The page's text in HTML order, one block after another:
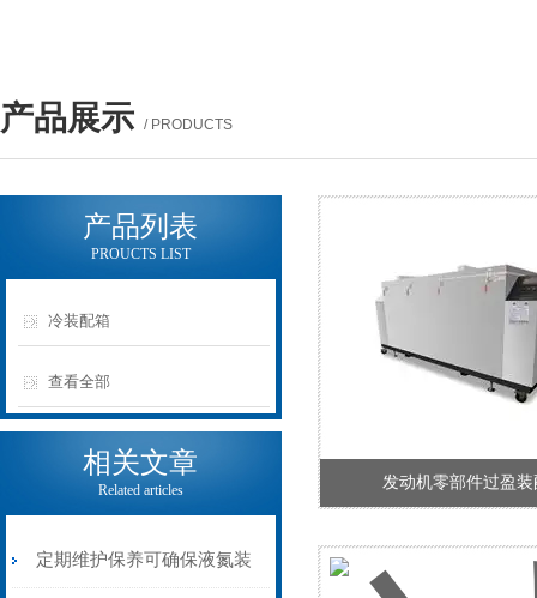
产品展示 / PRODUCTS
产品列表
PROUCTS LIST
冷装配箱
查看全部
相关文章
Related articles
定期维护保养可确保液氮装
发动机零部件过盈装